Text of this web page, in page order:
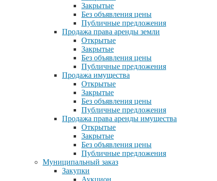
Закрытые
Без объявления цены
Публичные предложения
Продажа права аренды земли
Открытые
Закрытые
Без объявления цены
Публичные предложения
Продажа имущества
Открытые
Закрытые
Без объявления цены
Публичные предложения
Продажа права аренды имущества
Открытые
Закрытые
Без объявления цены
Публичные предложения
Муниципальный заказ
Закупки
Аукцион